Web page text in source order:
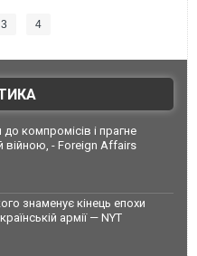
3 4
компромісів і прагне
війною, - Foreign Affairs
знаменує кінець епохи
армії — NYT